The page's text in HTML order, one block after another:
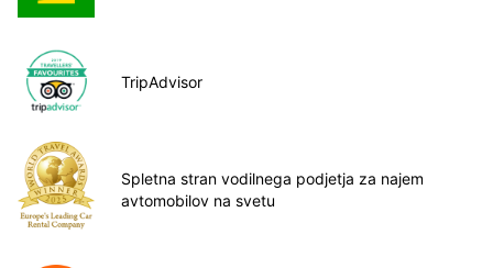
TripAdvisor
Spletna stran vodilnega podjetja za najem
avtomobilov na svetu